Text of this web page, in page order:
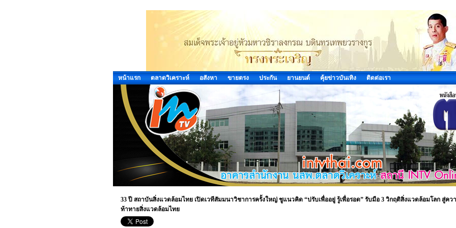
หน้าแรก ตลาดวิเคราะห์ อสังหา ขายตรง ประกัน ยานยนต์ คุ้ยข่าวบันเทิง ติดต่อเรา
33 ปี สถาบันสิ่งแวดล้อมไทย เปิดเวทีสัมมนาวิชาการครั้งใหญ่ ชูแนวคิด “ปรับเพื่ออยู่ รู้เพื่อรอด” รับมือ 3 วิกฤติสิ่งแวดล้อมโลก สู่คว
ท้าทายสิ่งแวดล้อมไทย